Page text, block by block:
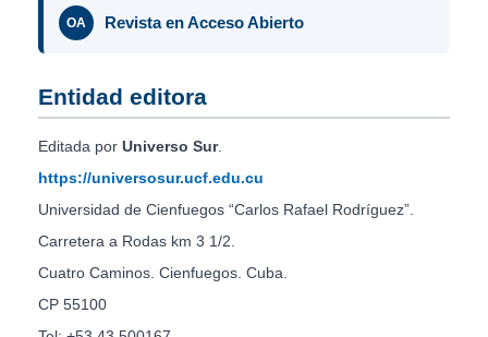
OA Revista en Acceso Abierto
Entidad editora
Editada por Universo Sur.
https://universosur.ucf.edu.cu
Universidad de Cienfuegos “Carlos Rafael Rodríguez”.
Carretera a Rodas km 3 1/2.
Cuatro Caminos. Cienfuegos. Cuba.
CP 55100